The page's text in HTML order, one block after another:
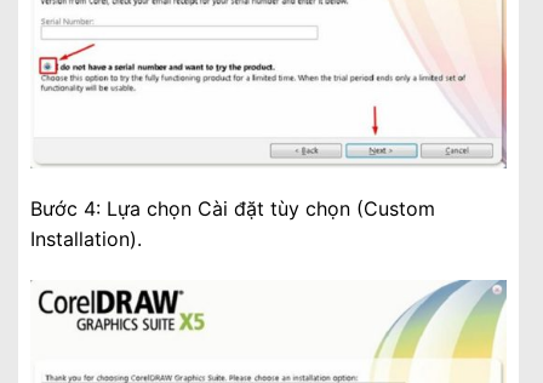
Bước 4: Lựa chọn Cài đặt tùy chọn (Custom
Installation).